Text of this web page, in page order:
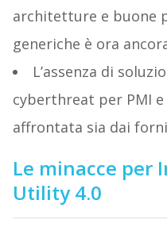
architetture e buone
generiche è ora
L’assenza di
cyberthreat per PMI
affrontata sia dai
Le minacce per
Utility 4.0